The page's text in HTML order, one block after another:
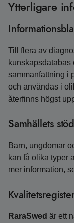
Ytterligare
Till flera av
sammanfattning i
och användas i
återfinns högst
Samhällets
Barn, ungdomar
kan få olika typer
mer information,
RaraSwed är ett